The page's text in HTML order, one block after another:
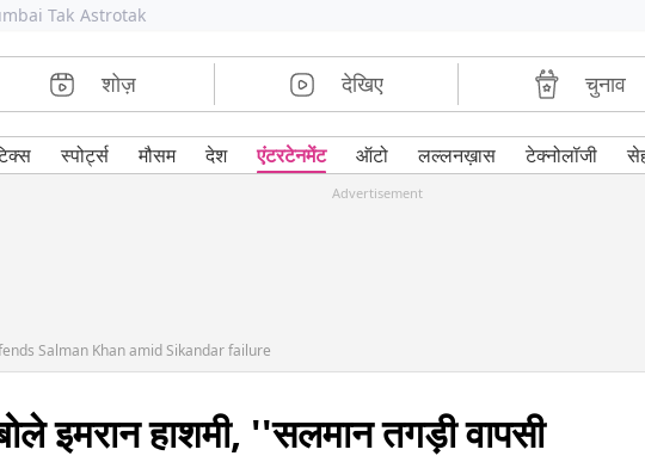
Tak Astrotak
शोज़ देखिए चुनाव
स्पोर्ट्स मौसम देश एंटरटेनमेंट ऑटो लल्लनख़ास टेक्नोलॉजी
Advertisement
Salman Khan amid Sikandar failure
इमरान हाशमी, ''सलमान तगड़ी वापसी